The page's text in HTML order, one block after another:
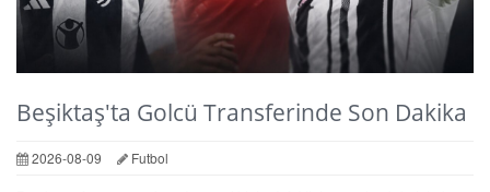
Beşiktaş'ta Golcü Transferinde Son Dakika
2026-08-09 Futbol